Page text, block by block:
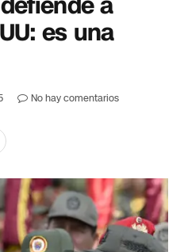
es una
No hay comentarios